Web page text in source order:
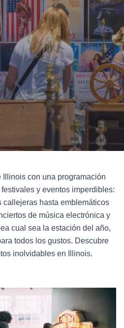
Add to Favorites
Compartir esta página
Illinois con una programación
y eventos imperdibles:
callejeras hasta emblemáticos
de música electrónica y
cual sea la estación del año,
todos los gustos. Descubre
inolvidables en Illinois.